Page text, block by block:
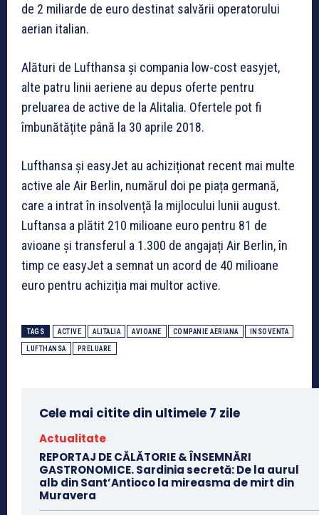
de 2 miliarde de euro destinat salvării operatorului
aerian italian.
Alături de Lufthansa și compania low-cost easyjet,
alte patru linii aeriene au depus oferte pentru
preluarea de active de la Alitalia. Ofertele pot fi
îmbunătățite până la 30 aprile 2018.
Lufthansa și easyJet au achiziționat recent mai multe
active ale Air Berlin, numărul doi pe piața germană,
care a intrat în insolvență la mijlocului lunii august.
Luftansa a plătit 210 milioane euro pentru 81 de
avioane și transferul a 1.300 de angajați Air Berlin, în
timp ce easyJet a semnat un acord de 40 milioane
euro pentru achiziția mai multor active.
TAGS ACTIVE ALITALIA AVIOANE COMPANIE AERIANA INSOVENTA
LUFTHANSA PRELUARE
Cele mai citite din ultimele 7 zile
Actualitate
REPORTAJ DE CĂLĂTORIE & ÎNSEMNĂRI
GASTRONOMICE. Sardinia secretă: De la aurul
alb din Sant’Antioco la mireasma de mirt din
Muravera